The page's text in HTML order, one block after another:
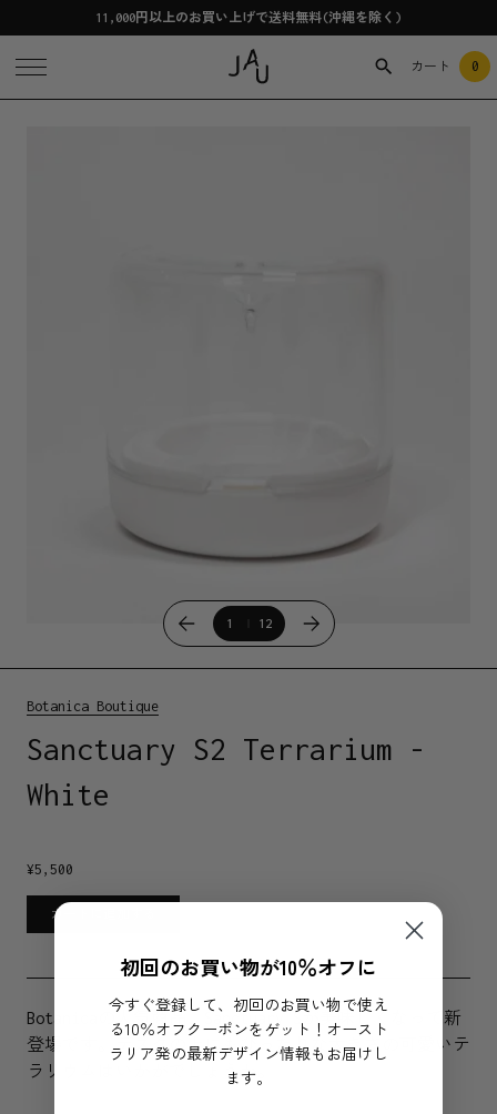
11,000円以上のお買い上げで送料無料(沖縄を除く)
カート 0
1 12
Botanica Boutique
Sanctuary S2 Terrarium -
White
¥5,500
カートに追加する
Botanicaの人気商品、Sanctuary Sが美味しくなって新
登場です。デスクの上にもぴったりな大きさの可愛いテ
ラリウムはいかがでしょうか。
初回のお買い物が10％オフに
今すぐ登録して、初回のお買い物で使え
る10％オフクーポンをゲット！オースト
ラリア発の最新デザイン情報もお届けし
ます。